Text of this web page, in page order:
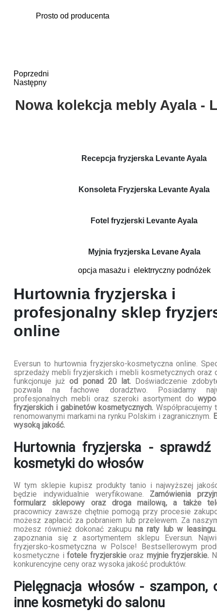
Prosto od producenta
Poprzedni
Następny
Nowa kolekcja mebly Ayala -
Recepcja fryzjerska Levante Ayala
Konsoleta Fryzjerska Levante Ayala
Fotel fryzjerski Levante Ayala
Myjnia fryzjerska Levane Ayala
opcja masażu i elektrryczny podnóżek
Hurtownia fryzjerska i
profesjonalny sklep
online
Eversun to hurtownia fryzjersko-kosmetyczna online.
sprzedaży mebli fryzjerskich i mebli kosmetycznych oraz
funkcjonuje jużod ponad 20 lat. Doświadczenie
pozwala na fachowe doradztwo. Posiadamy
profesjonalnych mebli oraz szeroki asortyment do
fryzjerskich i gabinetów kosmetycznych.
renomowanymi markami na rynku Polskim i zagranicznym.
wysoką jakość.
Hurtownia fryzjerska - sprawdź
kosmetyki do włosów
W tym sklepie kupisz produkty tanio i najwyższej
będzie indywidualnie weryfikowane. Zamówienia
formularz sklepowy oraz droga mailową, a także
pracownicy zawsze chętnie pomogą przy procesie
możesz zapłacić za pobraniem lub przelewem. Za
możesz również dokonać zakupuna raty lub w leasingu.
zapoznania się z asortymentem sklepu Eversun.
fryzjersko-kosmetyczna w Polsce! Bestsellerowym
kosmetyczne i fotele fryzjerskieoraz myjnie fryzjerskie.
konkurencyjne ceny oraz wysoka jakość produktów.
Pielęgnacja włosów - szampon,
inne kosmetyki do salonu